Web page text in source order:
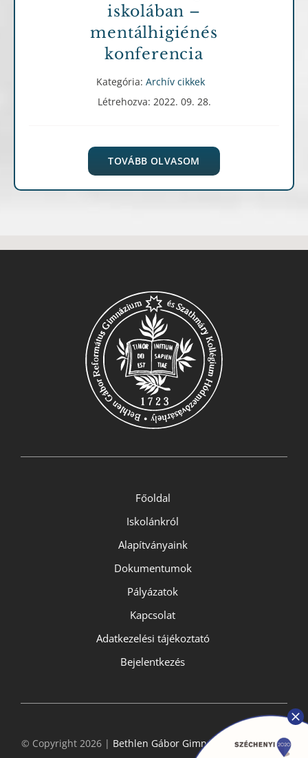
iskolában –
mentálhigiénés
konferencia
Kategória: Archív cikkek
Létrehozva: 2022. 09. 28.
TOVÁBB OLVASOM
Főoldal
Iskolánkról
Alapítványaink
Dokumentumok
Pályázatok
Kapcsolat
Adatkezelési tájékoztató
Bejelentkezés
© Copyright 2026 | Bethlen Gábor Gimnázium- All Rights